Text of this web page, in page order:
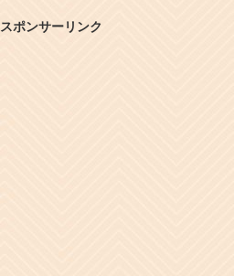
スポンサーリンク